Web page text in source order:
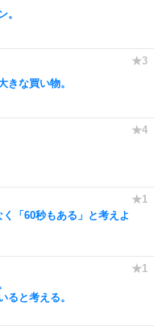
。
きな買い物。
く「60秒もある」と考えよ
ると考える。